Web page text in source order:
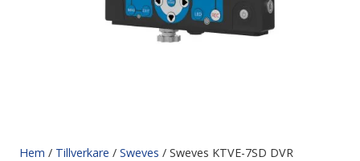
Hem / Tillverkare / Sweves / Sweves KTVE-7SD DVR